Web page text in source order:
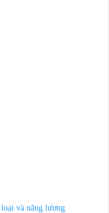
và năng lượng